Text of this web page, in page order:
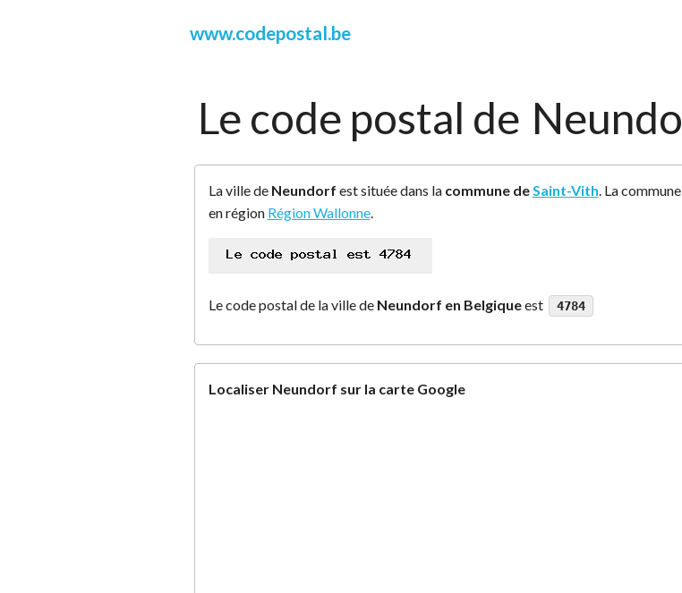
www.codepostal.be
Le code postal de
La ville de Neundorf est située dans la commune de Saint-Vith . La
en région Région Wallonne.
Le code postal de la ville de Neundorf en Belgiqueest 4784
Localiser Neundorf sur la carte Google